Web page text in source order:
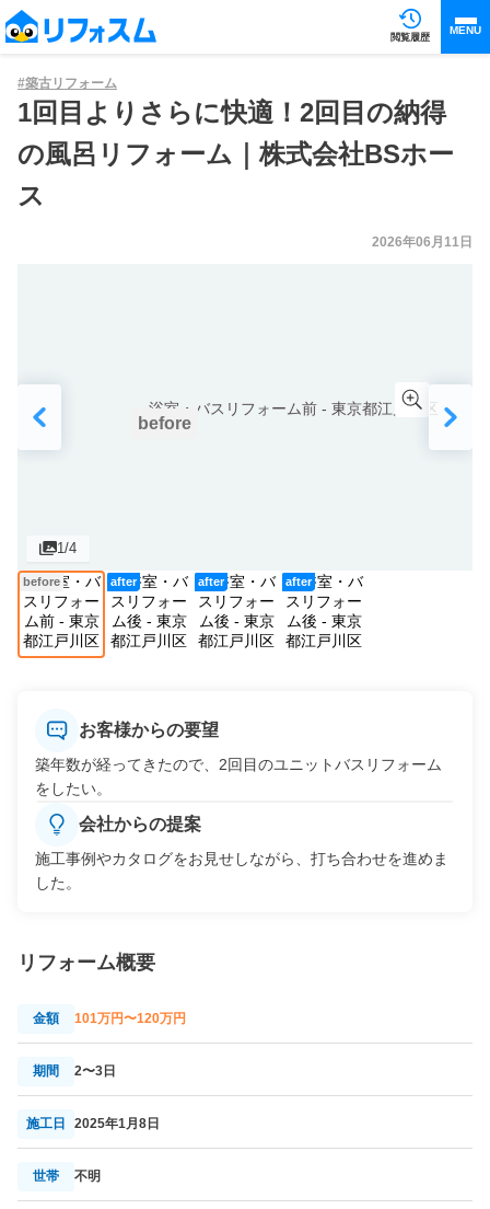
閲覧履歴
MENU
#築古リフォーム
1回目よりさらに快適！2回目の納得
の風呂リフォーム｜株式会社BSホー
ス
2026年06月11日
before
1/4
before after after after
お客様からの要望
築年数が経ってきたので、2回目のユニットバスリフォーム
をしたい。
会社からの提案
施工事例やカタログをお見せしながら、打ち合わせを進めま
した。
リフォーム概要
金額 101万円〜120万円
期間 2〜3日
施工日 2025年1月8日
世帯 不明